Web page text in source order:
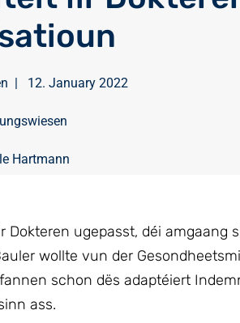
| 12. January 2022
Hartmann
ugepasst, déi amgaang
wollte vun der
schon dës adaptéiert
ass.